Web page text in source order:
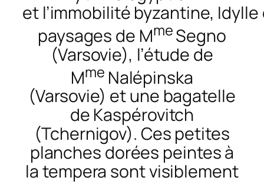
et l’immobilité byzantine, Idylle
paysages de MmeSegno
(Varsovie), l’étude de
Mme Nalépinska
(Varsovie) et une bagatelle
de Kaspérovitch
(Tchernigov). Ces petites
planches dorées peintes à
la tempera sont visiblement